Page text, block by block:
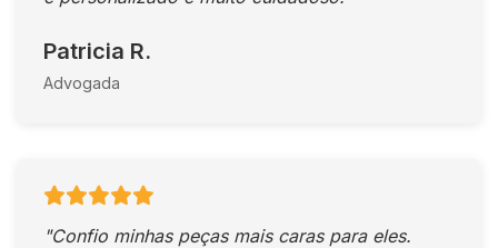
Patricia R.
Advogada
"Confio minhas peças mais caras para eles.